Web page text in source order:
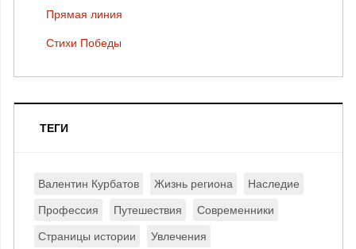
Прямая линия
Стихи Победы
ТЕГИ
Валентин Курбатов Жизнь региона Наследие
Профессия Путешествия Современники
Страницы истории Увлечения